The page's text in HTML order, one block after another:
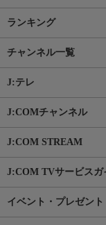
ランキング
チャンネル一覧
J:テレ
J:COMチャンネル
J:COM STREAM
J:COM TVサービスガ
イベント・プレゼント